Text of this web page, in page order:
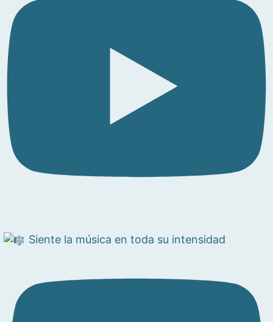
Siente la música en toda su intensidad